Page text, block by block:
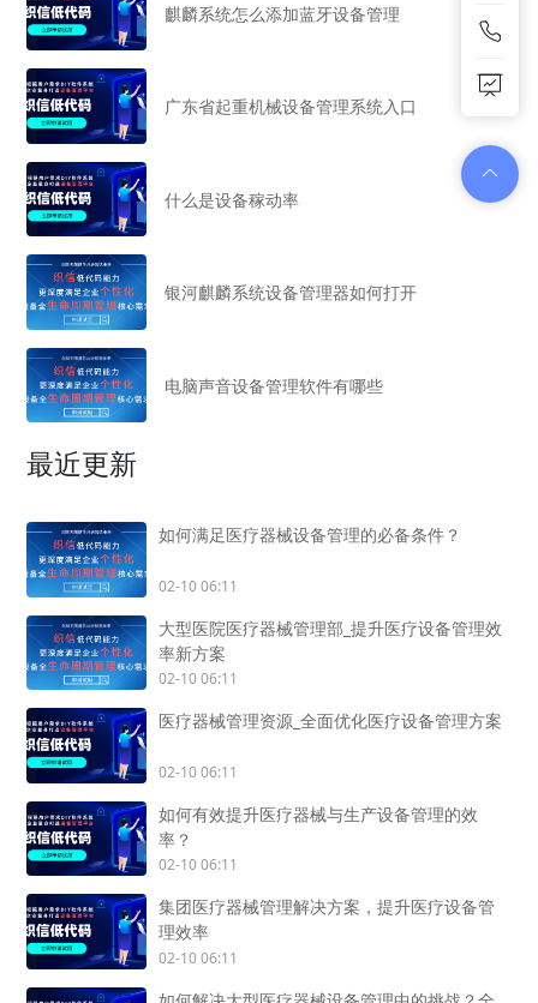
麒麟系统怎么添加蓝牙设备管理
广东省起重机械设备管理系统入口
什么是设备稼动率
银河麒麟系统设备管理器如何打开
电脑声音设备管理软件有哪些
最近更新
如何满足医疗器械设备管理的必备条件？
02-10 06:11
大型医院医疗器械管理部_提升医疗设备管理效
率新方案
02-10 06:11
医疗器械管理资源_全面优化医疗设备管理方案
02-10 06:11
如何有效提升医疗器械与生产设备管理的效
率？
02-10 06:11
集团医疗器械管理解决方案，提升医疗设备管
理效率
02-10 06:11